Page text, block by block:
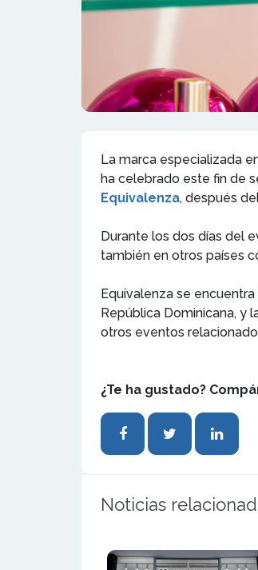
La marca especializada
ha celebrado este fin de
Equivalenza, después
Durante los dos días del
también en otros países
Equivalenza se
República Dominicana, y
otros eventos
¿Te ha gustado?
Noticias